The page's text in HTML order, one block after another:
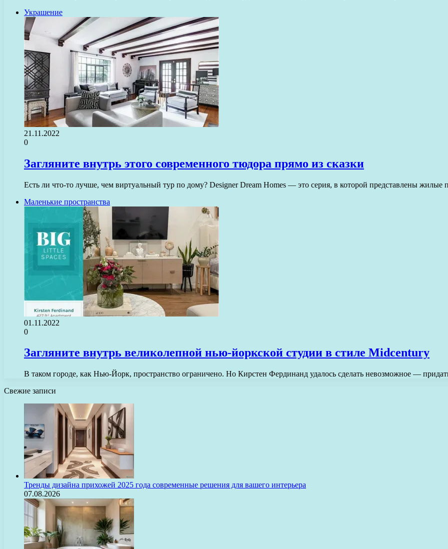
Украшение
21.11.2022
0
Загляните внутрь этого современного тюдора прямо из сказки
Есть ли что-то лучше, чем виртуальный тур по дому? Designer Dream Homes — это серия, в которой представлены
Маленькие пространства
01.11.2022
0
Загляните внутрь великолепной нью-йоркской студии в стиле Midcentury
В таком городе, как Нью-Йорк, пространство ограничено. Но Кирстен Фердинанд удалось сделать невозможное —
Свежие записи
Тренды дизайна прихожей 2025 года современные решения для вашего интерьера
07.08.2026